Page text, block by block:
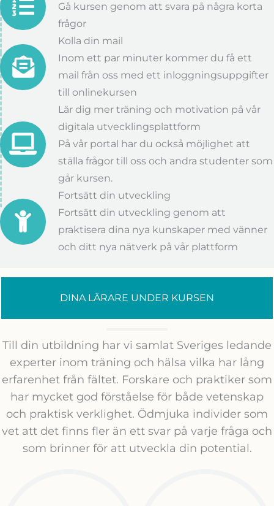
Gå kursen genom att svara på några korta
frågor
Kolla din mail
Inom ett par minuter kommer du få ett
mail från oss med ett inloggningsuppgifter
till onlinekursen
Lär dig mer träning och motivation på vår
digitala utvecklingsplattform
På vår portal har du också möjlighet att
ställa frågor till oss och andra studenter som
går kursen.
Fortsätt din utveckling
Fortsätt din utveckling genom att
praktisera dina nya kunskaper med vänner
och ditt nya nätverk på vår plattform
DINA LÄRARE UNDER KURSEN
Till din utbildning har vi samlat Sveriges ledande
experter inom träning och hälsa vilka har lång
erfarenhet från fältet. Forskare och praktiker som
har mycket god förståelse för både vetenskap
och praktisk verklighet. Ödmjuka individer som
vet att det finns fler än ett svar på varje fråga och
som brinner för att utveckla din potential.